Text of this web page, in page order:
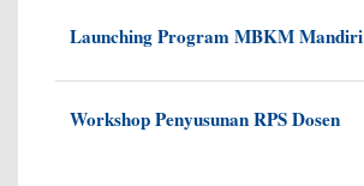
Launching Program MBKM Mandiri
Workshop Penyusunan RPS Dosen